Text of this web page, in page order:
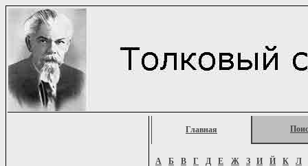
Главная
А Б В Г Д Е Ж З И Й К Л